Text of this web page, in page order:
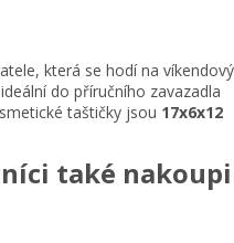
která se hodí na víkendový
do příručního zavazadla
taštičky jsou 17x6x12
také